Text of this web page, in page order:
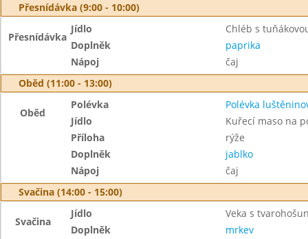
Přesnídávka (9:00 - 10:00)
Přesnídávka
Jídlo
Chléb s
Doplněk
paprika
Nápoj
čaj
Oběd (11:00 - 13:00)
Oběd
Polévka
Polévka
Jídlo
Kuřecí maso na
Příloha
rýže
Doplněk
jablko
Nápoj
čaj
Svačina (14:00 - 15:00)
Svačina
Jídlo
Veka s
Doplněk
mrkev